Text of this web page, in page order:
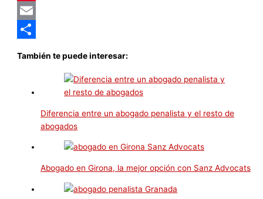
Pinterest
Email
También te puede interesar:
Diferencia entre un abogado penalista y el resto de
abogados
Abogado en Girona, la mejor opción con Sanz Advocats